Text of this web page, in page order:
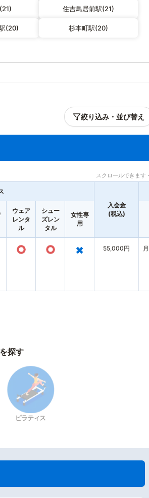
住吉鳥居前駅(21)
(20) 杉本町駅(20)
絞り込み・並び替え
スクロールできます
入会金
(税込)
ウェア
レンタ
ル
シュー
ズレン
タル
女性専
用
○ ○ × 55,000円
探す
ピラティス